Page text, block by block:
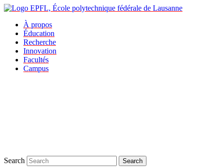
À propos
Éducation
Recherche
Innovation
Facultés
Campus
Search Search